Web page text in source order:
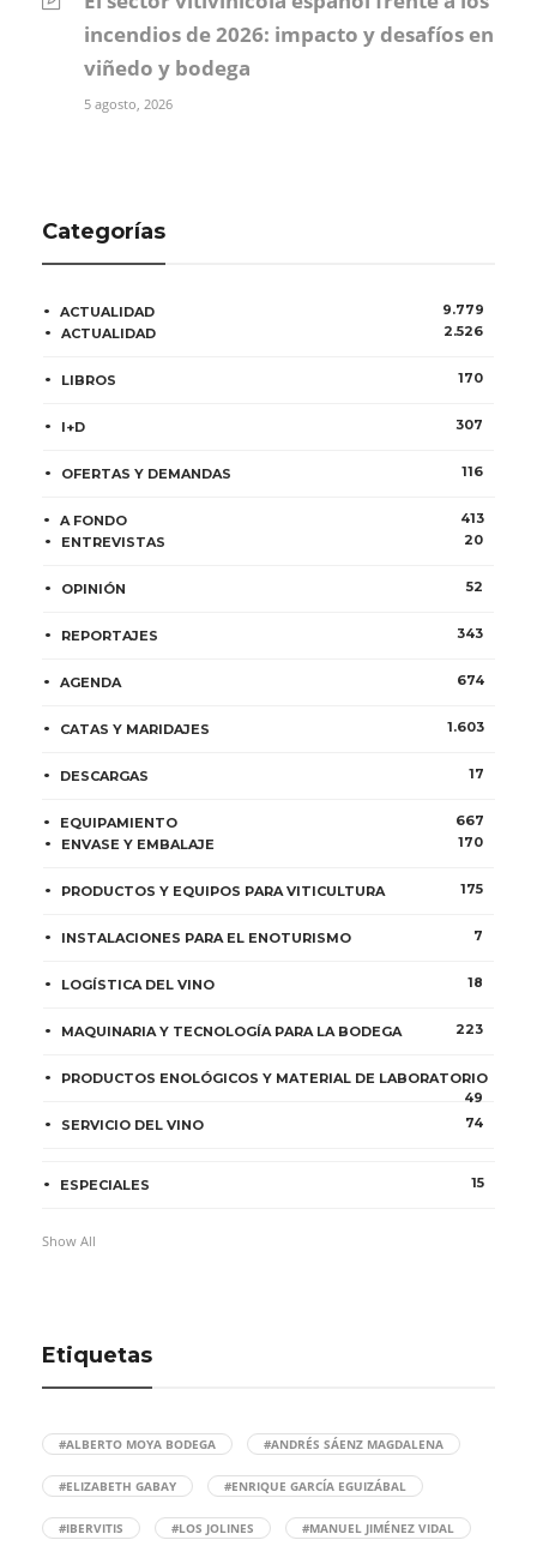
incendios de 2026: impacto y desafíos en
viñedo y bodega
5 agosto, 2026
Categorías
ACTUALIDAD
9.779
ACTUALIDAD
2.526
LIBROS 170
I+D 307
OFERTAS Y DEMANDAS 116
A FONDO
413
ENTREVISTAS
20
OPINIÓN 52
REPORTAJES 343
AGENDA 674
CATAS Y MARIDAJES 1.603
DESCARGAS 17
EQUIPAMIENTO
667
ENVASE Y EMBALAJE
170
PRODUCTOS Y EQUIPOS PARA VITICULTURA 175
INSTALACIONES PARA EL ENOTURISMO 7
LOGÍSTICA DEL VINO 18
MAQUINARIA Y TECNOLOGÍA PARA LA BODEGA 223
PRODUCTOS ENOLÓGICOS Y MATERIAL DE LABORATORIO
49
SERVICIO DEL VINO
74
ESPECIALES 15
Show All
Etiquetas
#ALBERTO MOYA BODEGA #ANDRÉS SÁENZ MAGDALENA
#ELIZABETH GABAY #ENRIQUE GARCÍA EGUIZÁBAL
#IBERVITIS #LOS JOLINES #MANUEL JIMÉNEZ VIDAL